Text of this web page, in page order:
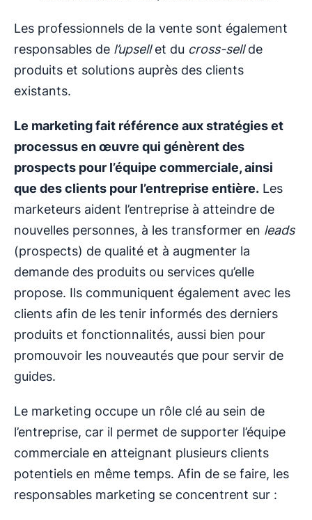
Les professionnels de la vente sont également
responsables de l’upsellet du cross-sellde
produits et solutions auprès des clients
existants.
Le marketing fait référence aux stratégies et
processus en œuvre qui génèrent des
prospects pour l’équipe commerciale, ainsi
que des clients pour l’entreprise entière. Les
marketeurs aident l’entreprise à atteindre de
nouvelles personnes, à les transformer en leads
(prospects) de qualité et à augmenter la
demande des produits ou services qu’elle
propose. Ils communiquent également avec les
clients afin de les tenir informés des derniers
produits et fonctionnalités, aussi bien pour
promouvoir les nouveautés que pour servir de
guides.
Le marketing occupe un rôle clé au sein de
l’entreprise, car il permet de supporter l’équipe
commerciale en atteignant plusieurs clients
potentiels en même temps. Afin de se faire, les
responsables marketing se concentrent sur :